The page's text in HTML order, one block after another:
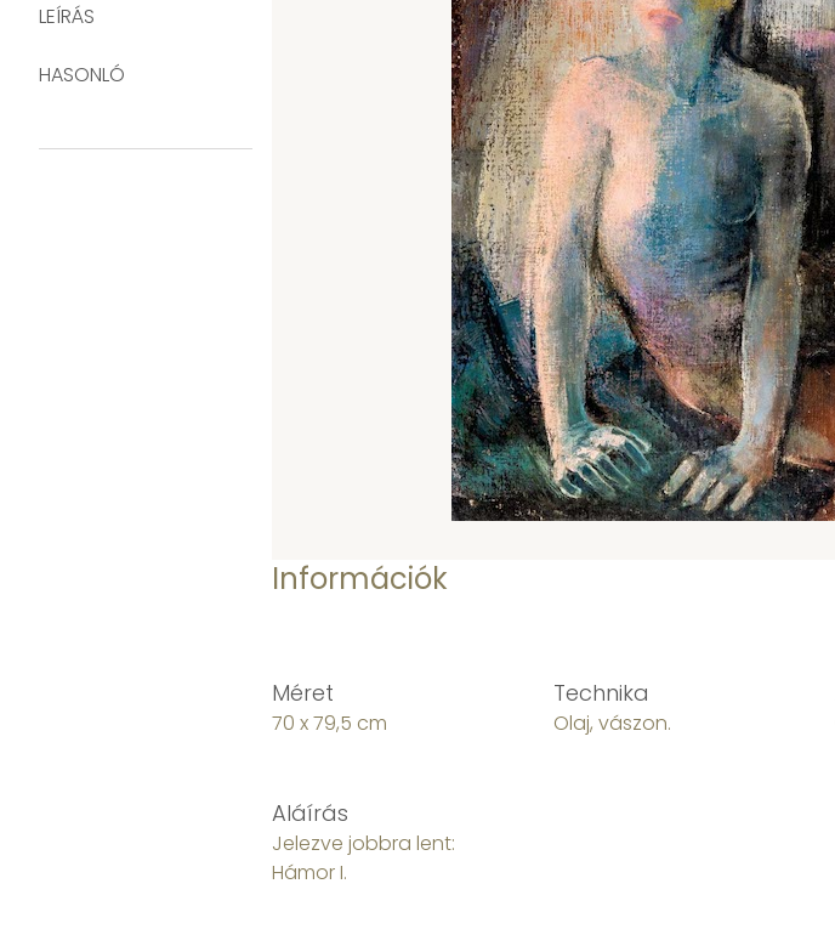
LEÍRÁS
HASONLÓ
Információk
Méret
70 x 79,5 cm
Technika
Olaj, vászon.
Aláírás
Jelezve jobbra lent:
Hámor I.